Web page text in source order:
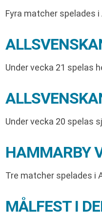
Fyra matcher spelades
Under vecka 21 spelas
Under vecka 20 spelas
HAMMARBY
Tre matcher spelades i
MÅLFEST I